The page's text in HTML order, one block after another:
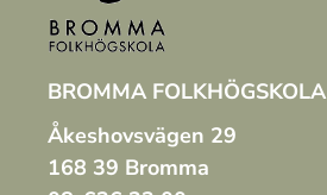
BROMMA FOLKHÖGSKOLA
Åkeshovsvägen 29
168 39 Bromma